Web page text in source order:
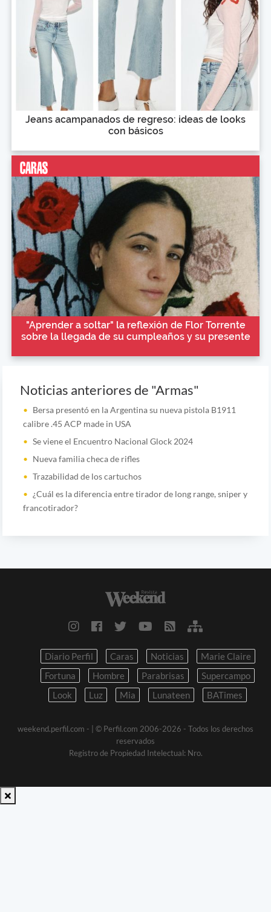
Jeans acampanados de regreso: ideas de looks
con básicos
"Aprender a soltar" la reflexión de Flor Torrente
sobre la llegada de su cumpleaños y su presente
Noticias anteriores de "Armas"
Bersa presentó en la Argentina su nueva pistola B1911
calibre .45 ACP made in USA
Se viene el Encuentro Nacional Glock 2024
Nueva familia checa de rifles
Trazabilidad de los cartuchos
¿Cuál es la diferencia entre tirador de long range, sniper y
francotirador?
Diario Perfil Caras Noticias
Marie Claire
Fortuna
Hombre Parabrisas
Supercampo
Look
Luz Mia Lunateen BATimes
weekend.perfil.com -
| © Perfil.com 2006-2026 - Todos los derechos
reservados
Registro de Propiedad Intelectual: Nro.